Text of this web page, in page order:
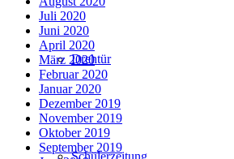
Drehtür
Schülerzeitung
Juli 2020
Juni 2020
April 2020
März 2020
Februar 2020
Januar 2020
Dezember 2019
November 2019
Oktober 2019
September 2019